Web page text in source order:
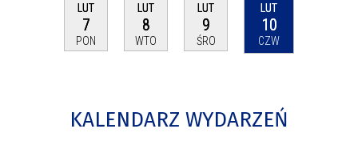
LUT
7
PON
LUT
8
WTO
LUT
9
ŚRO
LUT
10
CZW
KALENDARZ WYDARZEŃ